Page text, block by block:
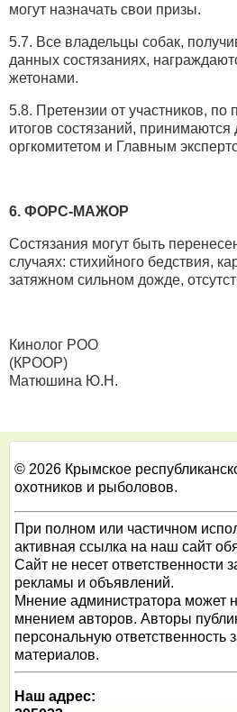
могут назначать свои призы.
5.7. Все владельцы собак,
данных состязаниях,
жетонами.
5.8. Претензии от участников, по
итогов состязаний, принимаются
оргкомитетом и Главным
6. ФОРС-МАЖОР
Состязания могут быть
случаях: стихийного бедствия,
затяжном сильном дожде,
Кинолог РОО
Матюшина Ю.Н.
© 2026 Крымское
охотников и рыболовов.
При полном или частичном
активная ссылка на наш сайт
Сайт не несет ответственности
рекламы и объявлений.
Мнение администратора может
мнением авторов. Авторы
персональную ответственность
материалов.
Наш адрес: